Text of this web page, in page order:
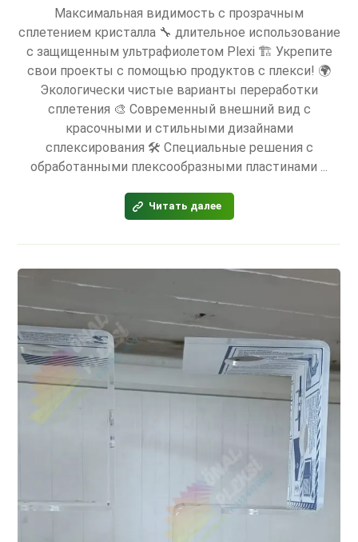
Максимальная видимость с прозрачным
сплетением кристалла 🔧 длительное использование
с защищенным ультрафиолетом Plexi 🏗 Укрепите
свои проекты с помощью продуктов с плекси! 🌍
Экологически чистые варианты переработки
сплетения 🎨 Современный внешний вид с
красочными и стильными дизайнами
сплексирования 🛠 Специальные решения с
обработанными плексообразными пластинами ...
Читать далее